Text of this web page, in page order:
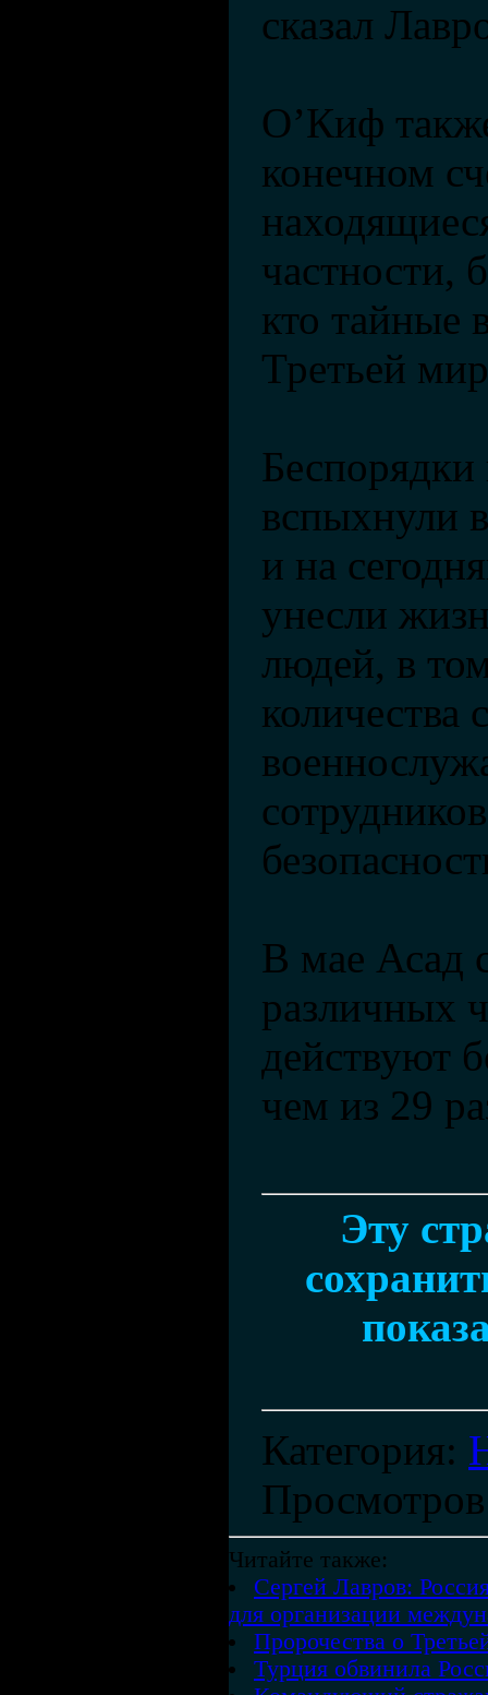
сказал
О’Киф
конечном
частности,
кто тайные
Третьей
вспыхнули
и на
унесли
людей, в
количества
В мае Асад
различных
действуют
чем из 29
Эту
Категория:
Просмотров
Читайте также:
Сергей Лавров:
для организации
Пророчества о
Турция обвинила